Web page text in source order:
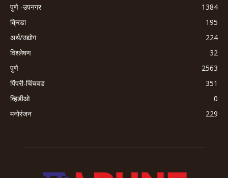
पुणे -उपनगर
1384
क्रिडा
195
अर्थ/उद्योग
224
विश्लेषण
32
पुणे
2563
पिंपरी-चिंचवड
351
व्हिडीओ
0
मनोरंजन
229